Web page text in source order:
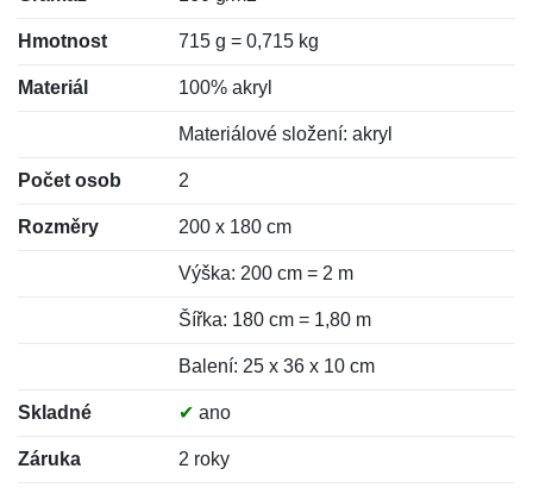
Hmotnost 715 g = 0,715 kg
Materiál 100% akryl
Materiálové složení: akryl
Počet osob 2
Rozměry 200 x 180 cm
Výška: 200 cm = 2 m
Šířka: 180 cm = 1,80 m
Balení: 25 x 36 x 10 cm
Skladné ✔ ano
Záruka 2 roky